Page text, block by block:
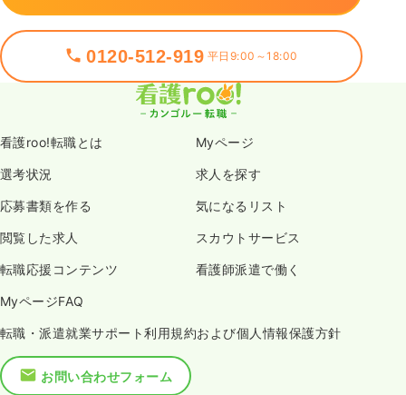
0120-512-919 平日9:00～18:00
看護roo!転職とは Myページ
選考状況 求人を探す
応募書類を作る 気になるリスト
閲覧した求人 スカウトサービス
転職応援コンテンツ 看護師派遣で働く
MyページFAQ
転職・派遣就業サポート利用規約および個人情報保護方針
お問い合わせフォーム